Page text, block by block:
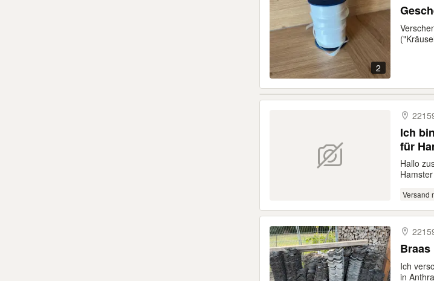
2
Ich
für
​Hallo
Versand
Ich
in